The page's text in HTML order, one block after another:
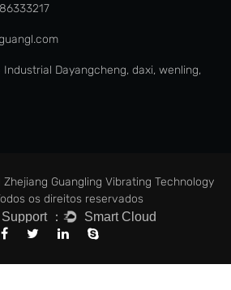
Dayangcheng, daxi, wenling,
Guangling Vibrating Technology
os direitos reservados